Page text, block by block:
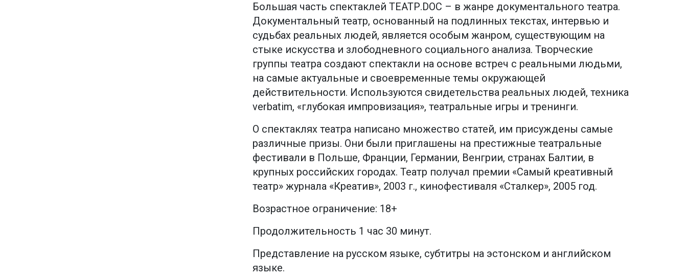
Большая часть спектаклей ТЕАТР.DOC – в жанре документального театра.
Документальный театр, основанный на подлинных текстах, интервью и
судьбах реальных людей, является особым жанром, существующим на
стыке искусства и злободневного социального анализа. Творческие
группы театра создают спектакли на основе встреч с реальными людьми,
на самые актуальные и своевременные темы окружающей
действительности. Используются свидетельства реальных людей, техника
verbatim, «глубокая импровизация», театральные игры и тренинги.
О спектаклях театра написано множество статей, им присуждены самые
различные призы. Они были приглашены на престижные театральные
фестивали в Польше, Франции, Германии, Венгрии, странах Балтии, в
крупных российских городах. Театр получал премии «Самый креативный
театр» журнала «Креатив», 2003 г., кинофестиваля «Сталкер», 2005 год.
Возрастное ограничение: 18+
Продолжительность 1 час 30 минут.
Представление на русском языке, субтитры на эстонском и английском
языке.